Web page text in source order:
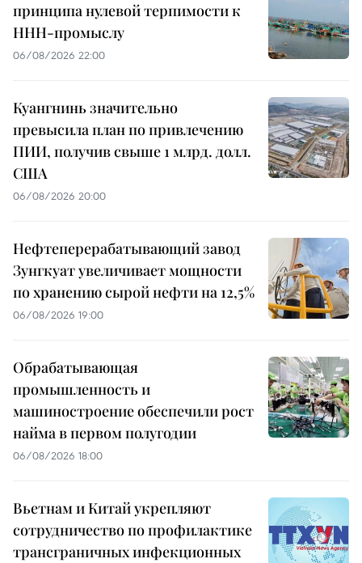
принципа нулевой терпимости к
ННН-промыслу
06/08/2026 22:00
Куангнинь значительно
превысила план по привлечению
ПИИ, получив свыше 1 млрд. долл.
США
06/08/2026 20:00
Нефтеперерабатывающий завод
Зунгкуат увеличивает мощности
по хранению сырой нефти на 12,5%
06/08/2026 19:00
Обрабатывающая
промышленность и
машиностроение обеспечили рост
найма в первом полугодии
06/08/2026 18:00
Вьетнам и Китай укрепляют
сотрудничество по профилактике
трансграничных инфекционных